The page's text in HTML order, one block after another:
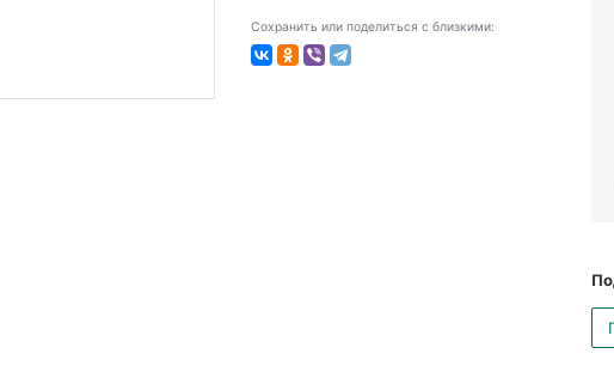
Сохранить или поделиться с близкими: